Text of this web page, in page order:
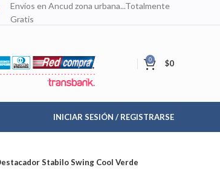
Envíos en Ancud zona urbana...Totalmente
Gratis
0 $0
INICIAR SESIÓN / REGISTRARSE
Stabilo Swing Cool Verde